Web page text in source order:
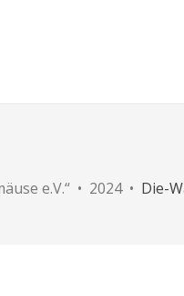
e.V.“ • 2024 • Die-